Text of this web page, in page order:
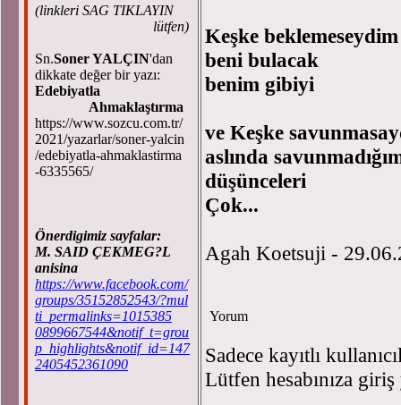
(linkleri SAG TIKLAYIN
lütfen)
Sn.Soner YALÇIN'dan
dikkate değer bir yazı:
Edebiyatla
Ahmaklaştırma
https://www.sozcu.com.tr/
2021/yazarlar/soner-yalcin
/edebiyatla-ahmaklastirma
-6335565/
Önerdigimiz sayfalar:
M. SAID ÇEKMEG?L
anisina
https://www.facebook.com/
groups/35152852543/?mul
ti_permalinks=1015385
0899667544&notif_t=grou
p_highlights&notif_id=147
2405452361090
Keşke beklemeseydim
beni bulacak
benim gibiyi
ve Keşke
aslında
düşünceleri
Çok...
Agah Koetsuji -
Yorum
Sadece kayıtlı
Lütfen hesabınıza